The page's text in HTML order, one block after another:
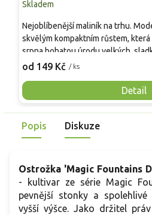
Skladem
od 149 Kč / ks
Detail
Nejoblíbenější maliník na trhu.
skvělým kompaktním růstem, která
srpna bohatou úrodu velkých,
Pevné vzpřímené výhony tvoří
Mrazuvzdornost do −25 °C a
skvělou volbu pro každého
Popis Diskuze
Ostrožka 'Magic Fountains
- kultivar ze série Magic
pevnější stonky a
vyšší výšce. Jako držitel